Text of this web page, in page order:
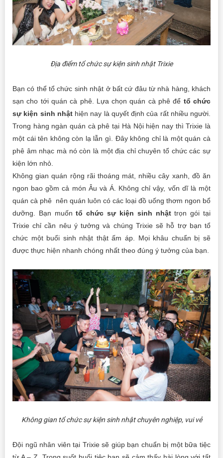
Địa điểm tổ chức sự kiện sinh nhật Trixie
Bạn có thể tổ chức sinh nhật ở bất cứ đâu từ nhà hàng, khách
sạn cho tới quán cà phê. Lựa chọn quán cà phê để tổ chức
sự kiện sinh nhậthiện nay là quyết định của rất nhiều người.
Trong hàng ngàn quán cà phê tại Hà Nội hiện nay thì Trixie là
một cái tên không còn lạ lẫn gì. Đây không chỉ là một quán cà
phê âm nhạc mà nó còn là một địa chỉ chuyên tổ chức các sự
kiện lớn nhỏ.
Không gian quán rộng rãi thoáng mát, nhiều cây xanh, đồ ăn
ngon bao gồm cả món Âu và Á. Không chỉ vậy, vốn dĩ là một
quán cà phê nên quán luôn có các loại đồ uống thơm ngon bổ
dưỡng. Bạn muốntổ chức sự kiện sinh nhậttrọn gói tại
Trixie chỉ cần nêu ý tưởng và chúng Trixie sẽ hỗ trợ bạn tổ
chức một buổi sinh nhật thật ấm áp. Mọi khâu chuẩn bị sẽ
được thực hiện nhanh chóng nhất theo đúng ý tưởng của bạn.
Không gian tổ chức sự kiện sinh nhật chuyên nghiệp, vui vẻ
Đội ngũ nhân viên tại Trixie sẽ giúp bạn chuẩn bị một bữa tiệc